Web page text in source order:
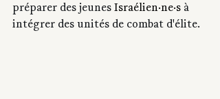
préparer des jeunes Israélien·ne·s à
intégrer des unités de combat d'élite.